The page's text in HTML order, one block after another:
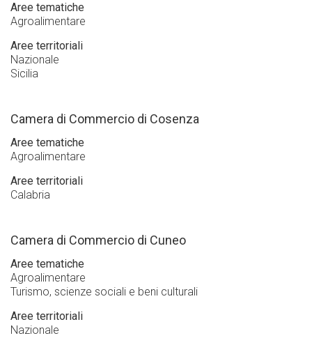
Aree tematiche
Agroalimentare
Aree territoriali
Nazionale
Sicilia
Camera di Commercio di Cosenza
Aree tematiche
Agroalimentare
Aree territoriali
Calabria
Camera di Commercio di Cuneo
Aree tematiche
Agroalimentare
Turismo, scienze sociali e beni culturali
Aree territoriali
Nazionale